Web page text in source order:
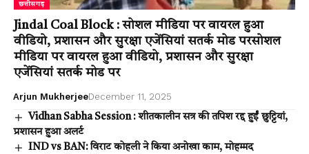
छत्तीसगढ़
Jindal Coal Block : सोशल मीडिया पर वायरल हुआ
वीडियो, प्रशासन और सुरक्षा एजेंसियां सतर्क मोड परसोशल
मीडिया पर वायरल हुआ वीडियो, प्रशासन और सुरक्षा
एजेंसियां सतर्क मोड पर
Arjun MukherjeeDecember 11, 2025
Vidhan Sabha Session : शीतकालीन सत्र की तपिश रद्द हुईं छुट्टियां,
प्रशासन हुआ अलर्ट
IND vs BAN: विराट कोहली ने किया अनोखा काम, मोहम्मद